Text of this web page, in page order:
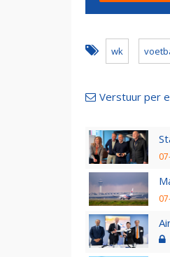
wk
Verstuur per